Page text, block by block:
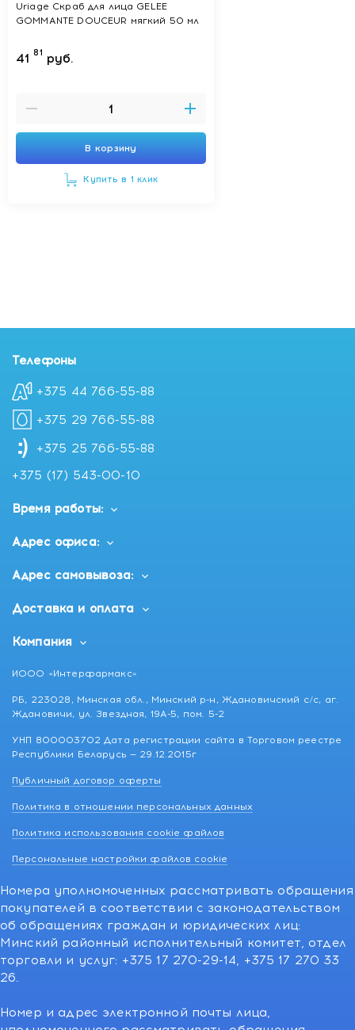
Uriage Скраб для лица GELEE
GOMMANTE DOUCEUR мягкий 50 мл
41 81 руб.
В корзину
Купить в 1 клик
Телефоны
+375 44 766-55-88
+375 29 766-55-88
+375 25 766-55-88
+375 (17) 543-00-10
Время работы:
Адрес офиса:
Адрес самовывоза:
Доставка и оплата
Компания
ИООО «Интерфармакс»
РБ, 223028, Минская обл., Минский р-н, Ждановичский с/с, аг.
Ждановичи, ул. Звездная, 19А-5, пом. 5-2
УНП 800003702 Дата регистрации сайта в Торговом реестре
Республики Беларусь — 29.12.2015г
Публичный договор оферты
Политика в отношении персональных данных
Политика использования cookie файлов
Персональные настройки файлов cookie
Номера уполномоченных рассматривать обращения
покупателей в соответствии с законодательством
об обращениях граждан и юридических лиц:
Минский районный исполнительный комитет, отдел
торговли и услуг: +375 17 270-29-14, +375 17 270 33
26.
Номер и адрес электронной почты лица,